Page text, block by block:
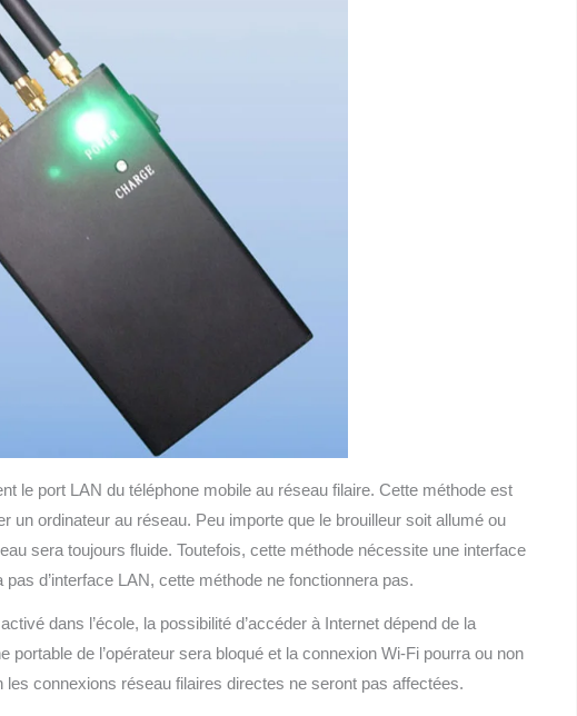
le port LAN du téléphone mobile au réseau filaire. Cette méthode est
un ordinateur au réseau. Peu importe que le brouilleur soit allumé ou
sera toujours fluide. Toutefois, cette méthode nécessite une interface
d’interface LAN, cette méthode ne fonctionnera pas.
dans l’école, la possibilité d’accéder à Internet dépend de la
portable de l’opérateur sera bloqué et la connexion Wi-Fi pourra ou non
les connexions réseau filaires directes ne seront pas affectées.